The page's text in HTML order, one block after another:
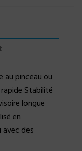
au pinceau ou
Stabilité
longue
en
des